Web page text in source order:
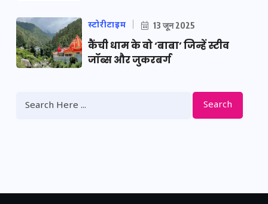
स्टोरीटाइम 13 जून 2025
कैंची धाम के वो ‘बाबा’ जिन्हें स्टीव
जॉब्स और जुकरबर्ग
Search